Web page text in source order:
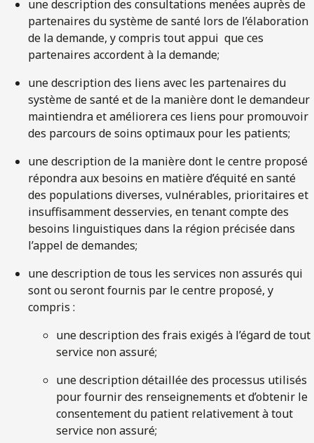
une description des consultations menées auprès de
partenaires du système de santé lors de l’élaboration
de la demande, y compris tout appui que ces
partenaires accordent à la demande;
une description des liens avec les partenaires du
système de santé et de la manière dont le demandeur
maintiendra et améliorera ces liens pour promouvoir
des parcours de soins optimaux pour les patients;
une description de la manière dont le centre proposé
répondra aux besoins en matière d’équité en santé
des populations diverses, vulnérables, prioritaires et
insuffisamment desservies, en tenant compte des
besoins linguistiques dans la région précisée dans
l’appel de demandes;
une description de tous les services non assurés qui
sont ou seront fournis par le centre proposé, y
compris :
une description des frais exigés à l’égard de tout
service non assuré;
une description détaillée des processus utilisés
pour fournir des renseignements et d’obtenir le
consentement du patient relativement à tout
service non assuré;